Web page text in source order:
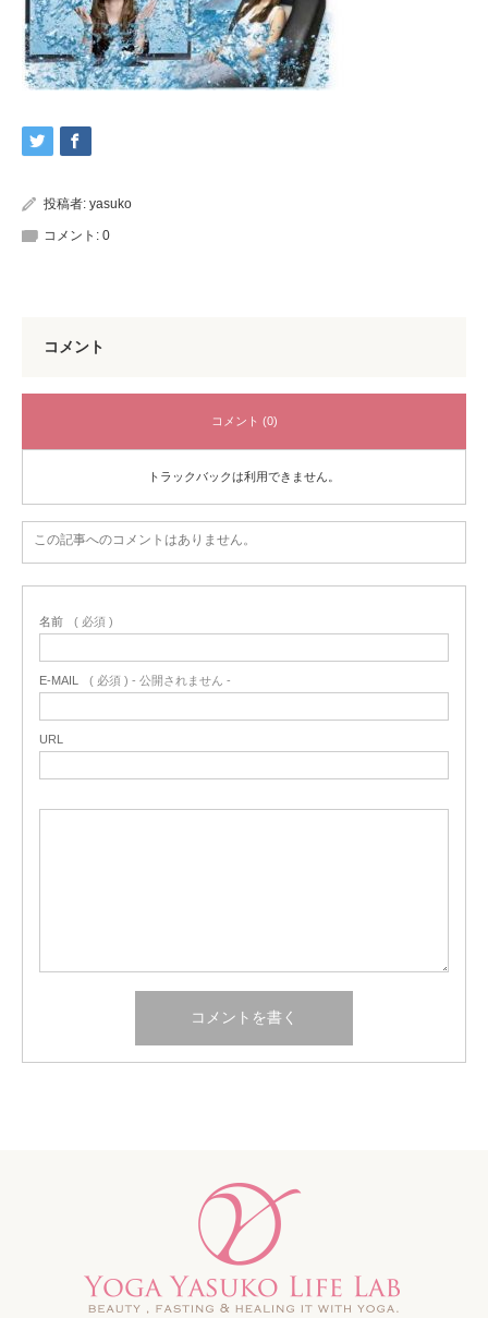
投稿者: yasuko
コメント: 0
コメント
コメント (0)
トラックバックは利用できません。
この記事へのコメントはありません。
名前 ( 必須 )
E-MAIL ( 必須 ) - 公開されません -
URL